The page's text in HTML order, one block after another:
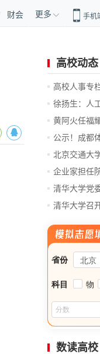
财会 更多 手机
高校动态
高校人事专
徐扬生：人
前...
黄阿火任福
公示！成都
通...
北京交通大
企业家担任
院
清华大学党
清华大学召
数读高校